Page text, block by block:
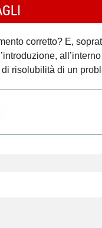
corretto? E,
risolubilità di un